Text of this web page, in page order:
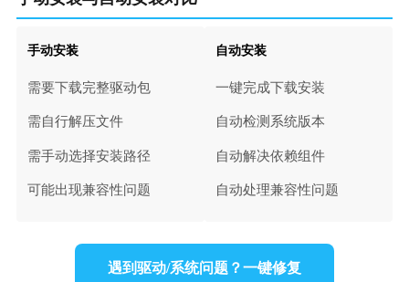
手动安装
需要下载完整驱动包
需自行解压文件
需手动选择安装路径
可能出现兼容性问题
自动安装
一键完成下载安装
自动检测系统版本
自动解决依赖组件
自动处理兼容性问题
遇到驱动/系统问题？一键修复